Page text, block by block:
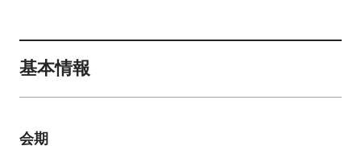
基本情報
会期